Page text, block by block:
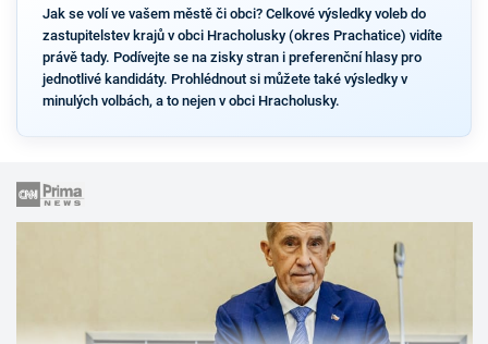
Jak se volí ve vašem městě či obci? Celkové výsledky voleb do
zastupitelstev krajů v obci Hracholusky (okres Prachatice) vidíte
právě tady. Podívejte se na zisky stran i preferenční hlasy pro
jednotlivé kandidáty. Prohlédnout si můžete také výsledky v
minulých volbách, a to nejen v obci Hracholusky.